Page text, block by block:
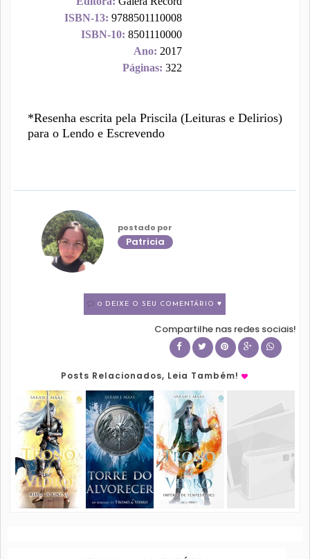
ISBN-13: 9788501110008
ISBN-10: 8501110000
Ano: 2017
Páginas: 322
*Resenha escrita pela Priscila (Leituras e Delirios)
para o Lendo e Escrevendo
postado por
Patricia
0 DEIXE O SEU COMENTÁRIO ♥
Compartilhe nas redes sociais!
Posts Relacionados, Leia Também!